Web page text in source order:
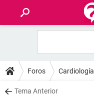
FOROS
SALUD
Foros Cardiología
Tema Anterior